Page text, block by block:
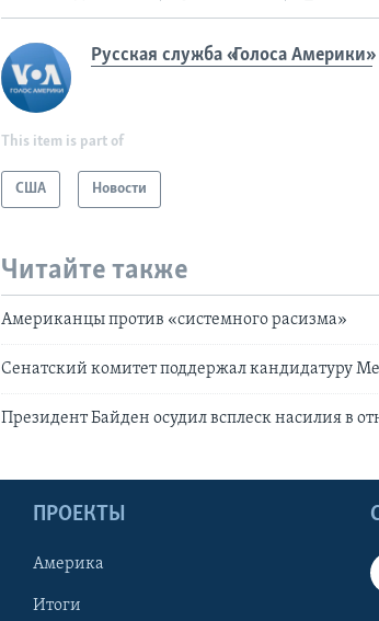
Русская служба «Голоса Америки»
This item is part of
США Новости
Читайте также
Американцы против «системного расизма»
Сенатский комитет поддержал кандидатуру
Президент Байден осудил всплеск насилия в
ПРОЕКТЫ
Америка
Итоги